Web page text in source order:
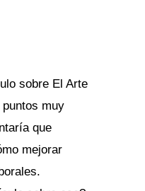
sobre El Arte
muy
que
mejorar